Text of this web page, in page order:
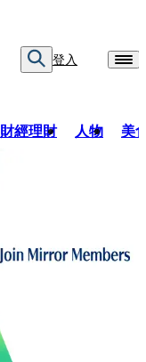
登入
財經理財 人物 美